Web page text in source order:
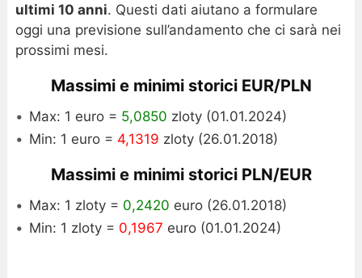
ultimi 10 anni. Questi dati aiutano a formulare
oggi una previsione sull’andamento che ci sarà nei
prossimi mesi.
Massimi e minimi storici EUR/PLN
Max: 1 euro = 5,0850 zloty (01.01.2024)
Min: 1 euro = 4,1319 zloty (26.01.2018)
Massimi e minimi storici PLN/EUR
Max: 1 zloty = 0,2420 euro (26.01.2018)
Min: 1 zloty = 0,1967 euro (01.01.2024)